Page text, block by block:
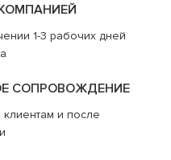
1-3 рабочих дней
СОПРОВОЖДЕНИЕ
и после